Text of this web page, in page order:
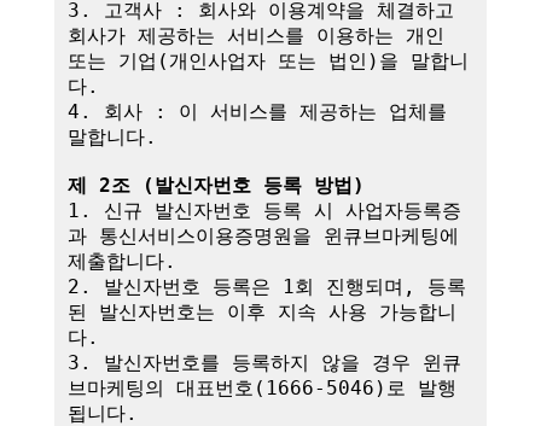
3. 고객사 : 회사와 이용계약을 체결하고
회사가 제공하는 서비스를 이용하는 개인
또는 기업(개인사업자 또는 법인)을 말합니
다.
4. 회사 : 이 서비스를 제공하는 업체를
말합니다.
제 2조 (발신자번호 등록 방법)
1. 신규 발신자번호 등록 시 사업자등록증
과 통신서비스이용증명원을 윈큐브마케팅에
제출합니다.
2. 발신자번호 등록은 1회 진행되며, 등록
된 발신자번호는 이후 지속 사용 가능합니
다.
3. 발신자번호를 등록하지 않을 경우 윈큐
브마케팅의 대표번호(1666-5046)로 발행
됩니다.